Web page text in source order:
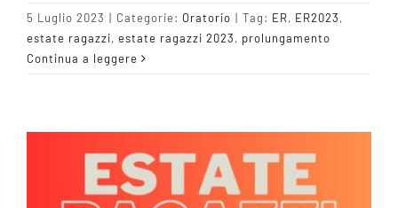
5 Luglio 2023 | Categorie: Oratorio | Tag: ER, ER2023,
estate ragazzi, estate ragazzi 2023, prolungamento
Continua a leggere